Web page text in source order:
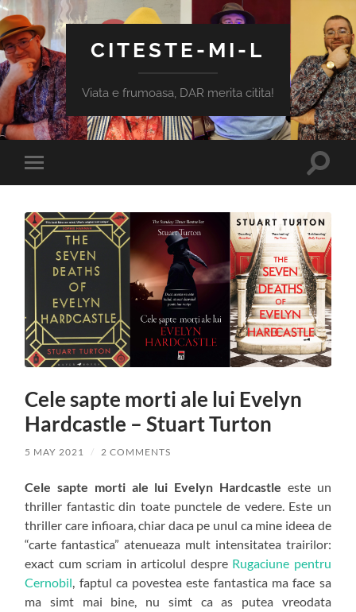
CITESTE-MI-L
Viata e frumoasa, DAR merita citita!
Toggle
mobile
Toggle
Cele sapte morti ale lui Evelyn
Hardcastle – Stuart Turton
5 MAY 2021 / 2 COMMENTS
Cele sapte morti ale lui Evelyn Hardcastle este un
thriller fantastic din toate punctele de vedere. Este un
thriller care infioara, chiar daca pe unul ca mine ideea de
“carte fantastica” atenueaza mult intensitatea trairilor:
exact cum scriam in articolul despre Rugaciune pentru
Cernobil, faptul ca povestea este fantastica ma face sa
ma simt mai bine, nu simt ca as putea vreodata